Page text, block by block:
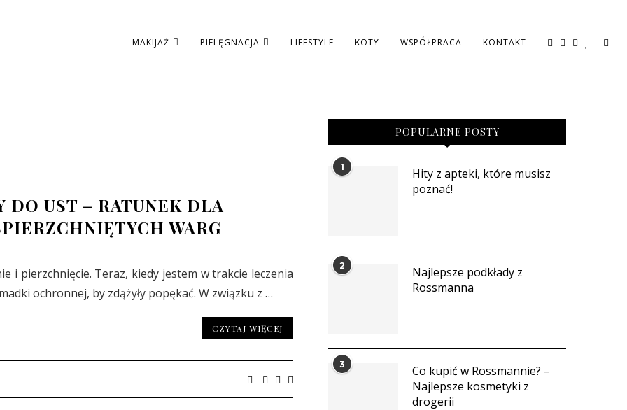
MAKIJAŻ PIELĘGNACJA LIFESTYLE KOTY WSPÓŁPRACA KONTAKT
DO UST – RATUNEK DLA
WARG
i pierzchnięcie. Teraz, kiedy jestem w trakcie leczenia
ochronnej, by zdążyły popękać. W związku z …
CZYTAJ WIĘCEJ
POPULARNE POSTY
1
Hity z apteki, które musisz
poznać!
2
Najlepsze podkłady z
Rossmanna
3
Co kupić w Rossmannie? –
Najlepsze kosmetyki z
drogerii